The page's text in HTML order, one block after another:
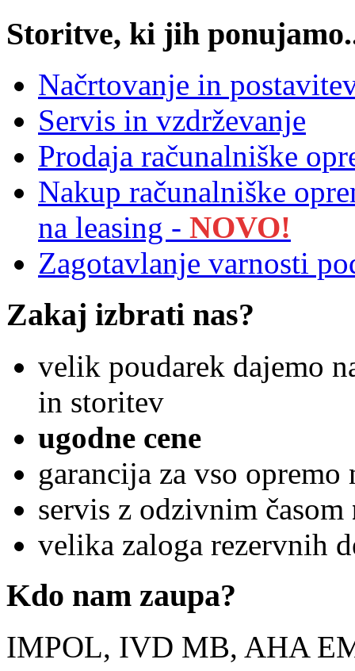
Storitve, ki jih
Načrtovanje in
Servis in vzdrževanje
Prodaja računalniške
Nakup računalniške
na leasing - NOVO!
Zagotavlanje varnosti
Zakaj izbrati nas?
velik poudarek dajemo
in storitev
ugodne cene
garancija za vso
servis z odzivnim časom
velika zaloga rezervnih
Kdo nam zaupa?
IMPOL, IVD MB, AHA